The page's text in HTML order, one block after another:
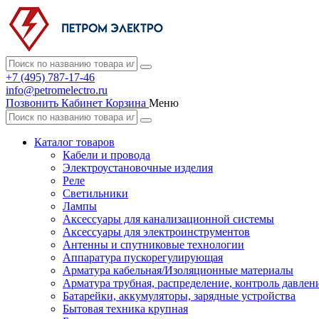
+7 (495) 787-17-46
info@petromelectro.ru
Позвонить Кабинет Корзина Меню
Каталог товаров
Кабели и провода
Электроустановочные изделия
Реле
Светильники
Лампы
Аксессуары для канализационной системы
Аксессуары для электроинструментов
Антенны и спутниковые технологии
Аппаратура пускорегулирующая
Арматура кабельная/Изоляционные материалы
Арматура трубная, распределение, контроль
Батарейки, аккумуляторы, зарядные устройства
Бытовая техника крупная